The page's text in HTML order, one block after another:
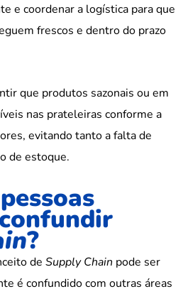
e coordenar a logística para que
frescos e dentro do prazo
que produtos sazonais ou em
nas prateleiras conforme a
evitando tanto a falta de
de estoque.
?
de Supply Chain pode ser
é confundido com outras áreas